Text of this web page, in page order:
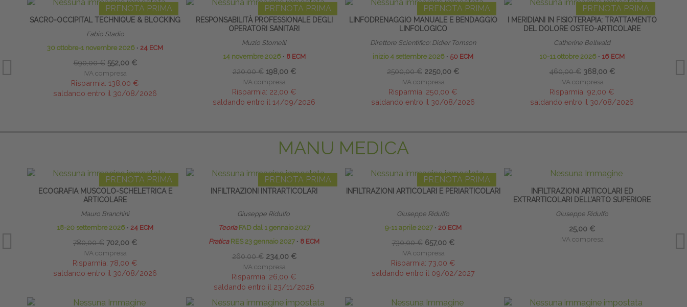
PRENOTA PRIMA
SACRO-OCCIPITAL TECHNIQUE & BLOCKING
Fabio Stadio
30 ottobre-1 novembre 2026 ∙ 24 ECM
690,00 € 552,00 €
IVA compresa
Risparmia: 138,00 €
saldando entro il 30/08/2026
PRENOTA PRIMA
RESPONSABILITÀ PROFESSIONALE DEGLI
OPERATORI SANITARI
Muzio Stornelli
14 novembre 2026 ∙ 8 ECM
220,00 € 198,00 €
IVA compresa
Risparmia: 22,00 €
saldando entro il 14/09/2026
PRENOTA PRIMA
LINFODRENAGGIO MANUALE E BENDAGGIO
LINFOLOGICO
Direttore Scientifico: Didier Tomson
inizio 4 settembre 2026 ∙ 50 ECM
2500,00 € 2250,00 €
IVA compresa
Risparmia: 250,00 €
saldando entro il 30/08/2026
PRENOTA PRIMA
I MERIDIANI IN FISIOTERAPIA: TRATTAMENTO
DEL DOLORE OSTEO-ARTICOLARE
Catherine Bellwald
10-11 ottobre 2026 ∙ 16 ECM
460,00 € 368,00 €
IVA compresa
Risparmia: 92,00 €
saldando entro il 30/08/2026
MANU MEDICA
PRENOTA PRIMA
ECOGRAFIA MUSCOLO-SCHELETRICA E
ARTICOLARE
Mauro Branchini
18-20 settembre 2026 ∙ 24 ECM
780,00 € 702,00 €
IVA compresa
Risparmia: 78,00 €
saldando entro il 30/08/2026
PRENOTA PRIMA
INFILTRAZIONI INTRARTICOLARI
Giuseppe Ridulfo
Teoria FAD dal 1 gennaio 2027
PraticaRES 23 gennaio 2027 ∙ 8 ECM
260,00 € 234,00 €
IVA compresa
Risparmia: 26,00 €
saldando entro il 23/11/2026
PRENOTA PRIMA
INFILTRAZIONI ARTICOLARI E PERIARTICOLARI
Giuseppe Ridulfo
9-11 aprile 2027 ∙ 20 ECM
730,00 € 657,00 €
IVA compresa
Risparmia: 73,00 €
saldando entro il 09/02/2027
INFILTRAZIONI ARTICOLARI ED
EXTRARTICOLARI DELL’ARTO SUPERIORE
Giuseppe Ridulfo
25,00 €
IVA compresa